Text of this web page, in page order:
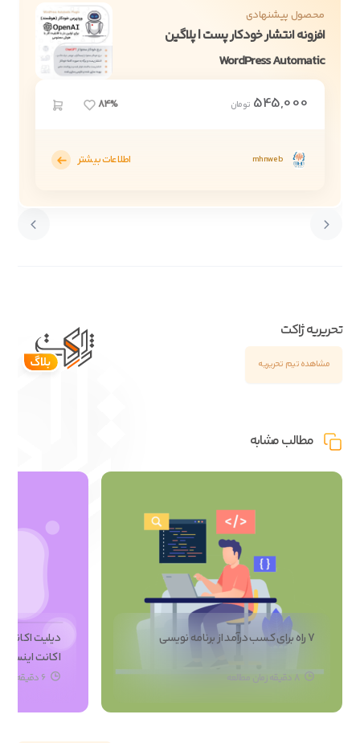
محصول پیشنهادی
افزونه انتشار خودکار پست | پلاگین
WordPress Automatic
545,000 تومان 84%
mhnweb اطلاعات بیشتر
تحریریه ژاکت
مشاهده تیم تحریریه
مطالب مشابه
7 راه برای کسب درآمد از برنامه نویسی
8 دقیقه زمان مطالعه
دیلیت اکانت
اکانت
6 دقیقه زمان مطالعه